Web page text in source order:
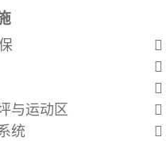
与运动区
统